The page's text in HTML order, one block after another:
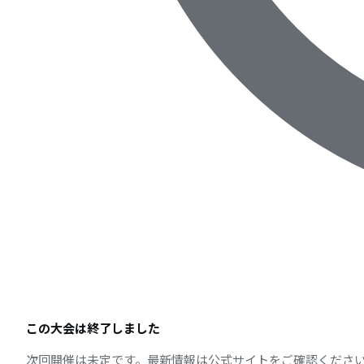
この大会は終了しました
次回開催は未定です。最新情報は公式サイトをご確認くださ